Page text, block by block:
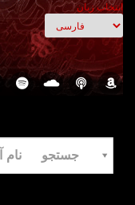
انتخاب زبان
جستجو نام